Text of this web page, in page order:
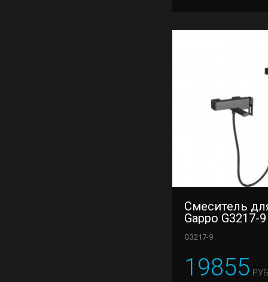
Смеситель
Gappo G3217-9
G3217-9
19855